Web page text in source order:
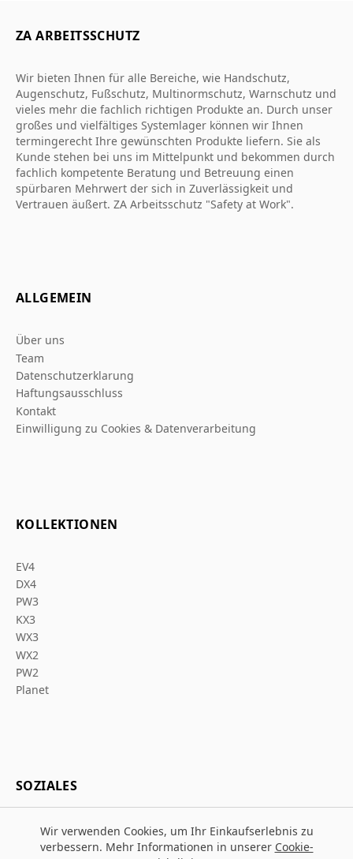
ZA ARBEITSSCHUTZ
Wir bieten Ihnen für alle Bereiche, wie Handschutz,
Augenschutz, Fußschutz, Multinormschutz, Warnschutz und
vieles mehr die fachlich richtigen Produkte an. Durch unser
großes und vielfältiges Systemlager können wir Ihnen
termingerecht Ihre gewünschten Produkte liefern. Sie als
Kunde stehen bei uns im Mittelpunkt und bekommen durch
fachlich kompetente Beratung und Betreuung einen
spürbaren Mehrwert der sich in Zuverlässigkeit und
Vertrauen äußert. ZA Arbeitsschutz "Safety at Work".
ALLGEMEIN
Über uns
Team
Datenschutzerklarung
Haftungsausschluss
Kontakt
Einwilligung zu Cookies & Datenverarbeitung
KOLLEKTIONEN
EV4
DX4
PW3
KX3
WX3
WX2
PW2
Planet
SOZIALES
Wir verwenden Cookies, um Ihr Einkaufserlebnis zu
verbessern. Mehr Informationen in unserer Cookie-